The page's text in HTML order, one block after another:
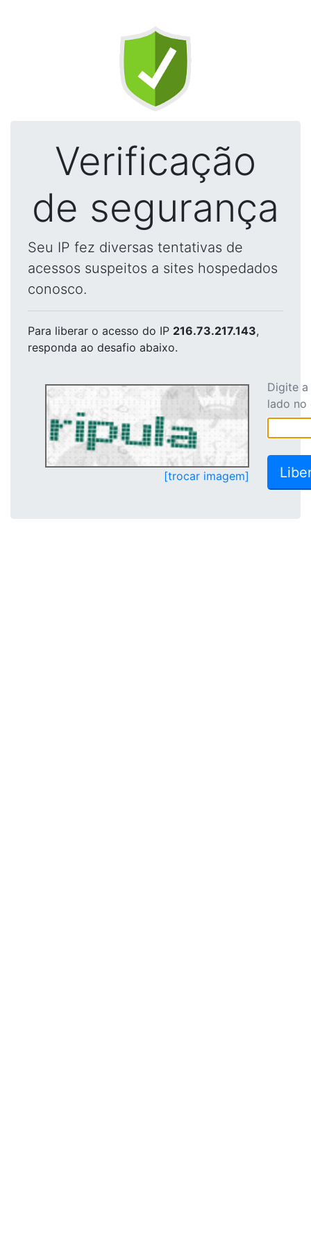
Verificação
de segurança
Seu IP fez diversas tentativas de
acessos suspeitos a sites hospedados
conosco.
Para liberar o acesso do IP 216.73.217.143,
responda ao desafio abaixo.
[trocar imagem]
Digite
lado no